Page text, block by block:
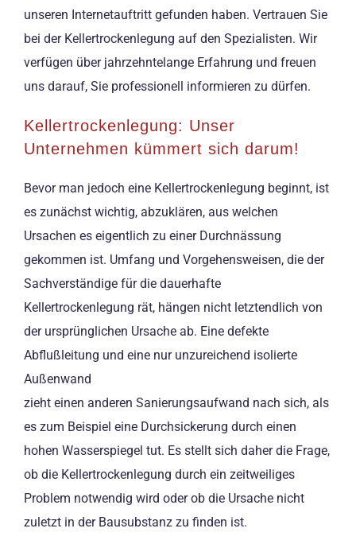
unseren Internetauftritt gefunden haben. Vertrauen Sie
bei der Kellertrockenlegung auf den Spezialisten. Wir
verfügen über jahrzehntelange Erfahrung und freuen
uns darauf, Sie professionell informieren zu dürfen.
Kellertrockenlegung: Unser
Unternehmen kümmert sich darum!
Bevor man jedoch eine Kellertrockenlegung beginnt, ist
es zunächst wichtig, abzuklären, aus welchen
Ursachen es eigentlich zu einer Durchnässung
gekommen ist. Umfang und Vorgehensweisen, die der
Sachverständige für die dauerhafte
Kellertrockenlegung rät, hängen nicht letztendlich von
der ursprünglichen Ursache ab. Eine defekte
Abflußleitung und eine nur unzureichend isolierte
Außenwand
zieht einen anderen Sanierungsaufwand nach sich, als
es zum Beispiel eine Durchsickerung durch einen
hohen Wasserspiegel tut. Es stellt sich daher die Frage,
ob die Kellertrockenlegung durch ein zeitweiliges
Problem notwendig wird oder ob die Ursache nicht
zuletzt in der Bausubstanz zu finden ist.